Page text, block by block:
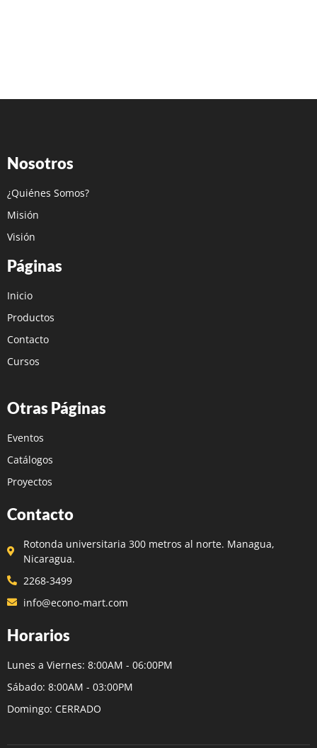
Nosotros
¿Quiénes Somos?
Misión
Visión
Páginas
Inicio
Productos
Contacto
Cursos
Otras Páginas
Eventos
Catálogos
Proyectos
Contacto
Rotonda universitaria 300 metros al norte. Managua,
Nicaragua.
2268-3499
info@econo-mart.com
Horarios
Lunes a Viernes: 8:00AM - 06:00PM
Sábado: 8:00AM - 03:00PM
Domingo: CERRADO